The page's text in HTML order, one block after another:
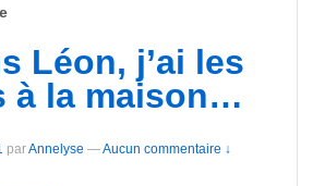
Léon, j’ai les
à la maison…
parAnnelyse —Aucun commentaire ↓